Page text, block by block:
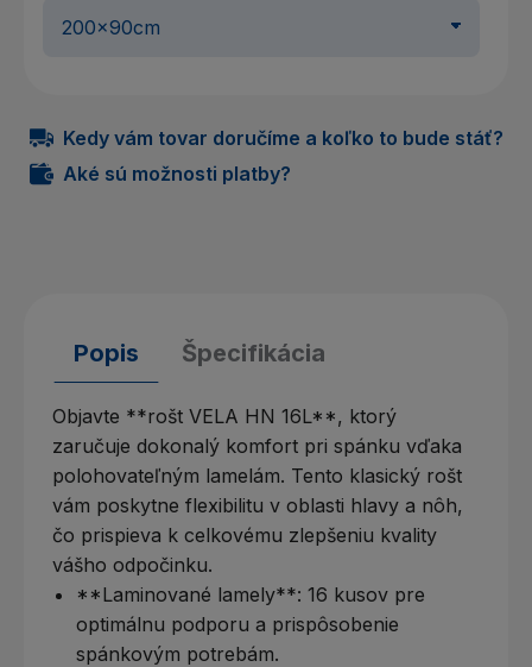
Kedy vám tovar doručíme a koľko to bude stáť?
Aké sú možnosti platby?
Popis Špecifikácia
Objavte **rošt VELA HN 16L**, ktorý
zaručuje dokonalý komfort pri spánku vďaka
polohovateľným lamelám. Tento klasický rošt
vám poskytne flexibilitu v oblasti hlavy a nôh,
čo prispieva k celkovému zlepšeniu kvality
vášho odpočinku.
**Laminované lamely**: 16 kusov pre
optimálnu podporu a prispôsobenie
spánkovým potrebám.